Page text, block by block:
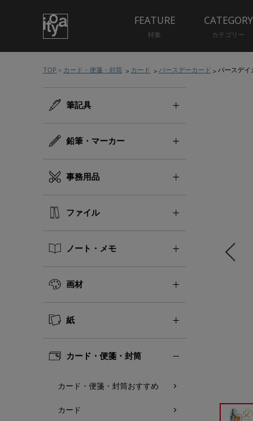
FEATURE
特集
CATEGORY
カテゴリー
TOP カード・便箋・封筒 カード バースデーカード バースデ
筆記具
鉛筆・マーカー
事務用品
ファイル
ノート・メモ
画材
紙
カード・便箋・封筒
カード・便箋・封筒おすすめ
カード